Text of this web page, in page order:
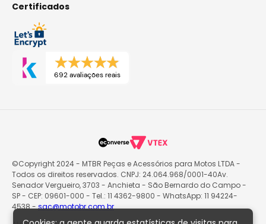
Certificados
692 avaliações reais
©Copyright 2024 - MTBR Peças e Acessórios para Motos LTDA -
Todos os direitos reservados. CNPJ: 24.064.968/0001-40Av.
Senador Vergueiro, 3703 - Anchieta - São Bernardo do Campo -
SP - CEP: 09601-000 - Tel.: 11 4362-9800 - WhatsApp: 11 94224-
4538 -sac@motobr.com.br